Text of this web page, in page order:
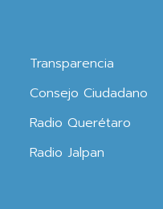
Transparencia
Consejo Ciudadano
Radio Querétaro
Radio Jalpan